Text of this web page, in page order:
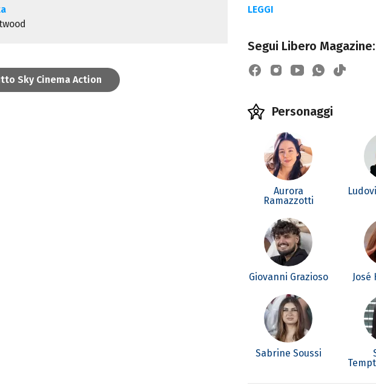
Sky Cinema Action
LEGGI
Segui Libero Magazine:
Personaggi
Aurora
Ramazzotti
Giovanni Grazioso José
Sabrine Soussi